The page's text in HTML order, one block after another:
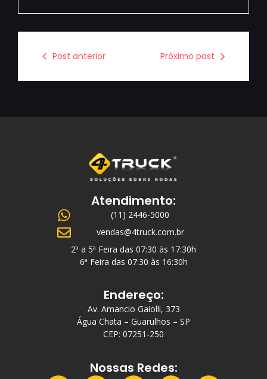
Post anterior Próximo post
Atendimento:
(11) 2446-5000
vendas@4truck.com.br
2ª a 5ª Feira das 07:30 às 17:30h
6ª Feira das 07:30 às 16:30h
Endereço:
Av. Amancio Gaiolli, 373
Água Chata – Guarulhos – SP
CEP: 07251-250
Nossas Redes: